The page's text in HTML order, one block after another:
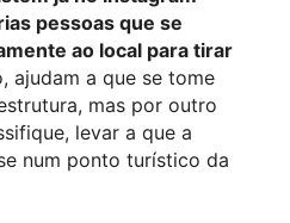
pessoas que se
ao local para tirar
ajudam a que se tome
mas por outro
levar a que a
num ponto turístico da